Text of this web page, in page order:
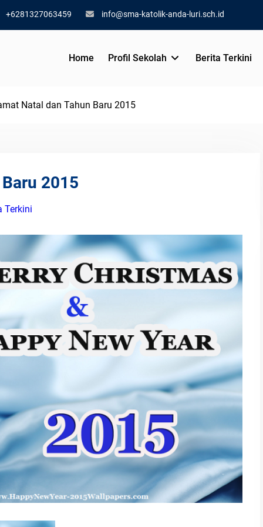
+6281327063459 info@sma-katolik-anda-luri.sch.id
Home Profil Sekolah Berita Terkini
Natal dan Tahun Baru 2015
2015
Terkini